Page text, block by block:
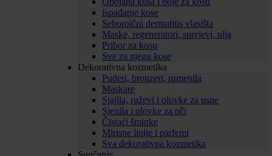
Ispadanje kose
Seboroični dermatitis vlasišta
Maske, regeneratori, sprejevi, ulja
Pribor za kosu
Sve za njegu kose
Dekorativna kozmetika
Puderi, bronzeri, rumenila
Maskare
Sjajila, ruževi i olovke za usne
Sjenila i olovke za oči
Čistaći šminke
Mirisne linije i parfemi
Sva dekorativna kozmetika